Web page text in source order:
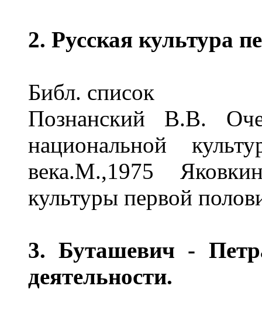
2. Русская культура
Библ. список
Познанский В.В.
национальной
века.М.,1975
культуры первой
3. Буташевич -
деятельности.